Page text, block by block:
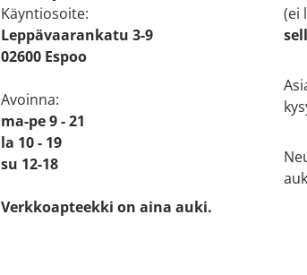
Käyntiosoite:
Leppävaarankatu 3-9
02600 Espoo
Avoinna:
ma-pe 9 - 21
la 10 - 19
su 12-18
Verkkoapteekki on aina auki.
(ei